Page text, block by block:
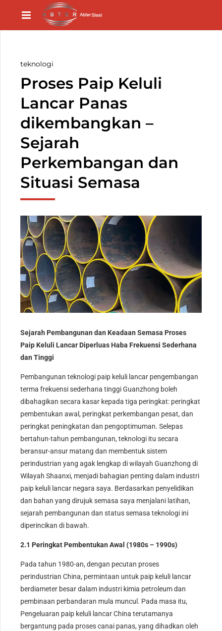
teknologi
Proses Paip Keluli
Lancar Panas
dikembangkan –
Sejarah
Perkembangan dan
Situasi Semasa
Sejarah Pembangunan dan Keadaan Semasa Proses
Paip Keluli Lancar Diperluas Haba Frekuensi Sederhana
dan Tinggi
Pembangunan teknologi paip keluli lancar pengembangan
terma frekuensi sederhana tinggi Guanzhong boleh
dibahagikan secara kasar kepada tiga peringkat: peringkat
pembentukan awal, peringkat perkembangan pesat, dan
peringkat peningkatan dan pengoptimuman. Selepas
bertahun-tahun pembangunan, teknologi itu secara
beransur-ansur matang dan membentuk sistem
perindustrian yang agak lengkap di wilayah Guanzhong di
Wilayah Shaanxi, menjadi bahagian penting dalam industri
paip keluli lancar negara saya. Berdasarkan penyelidikan
dan bahan yang dirujuk semasa saya menjalani latihan,
sejarah pembangunan dan status semasa teknologi ini
diperincikan di bawah.
2.1 Peringkat Pembentukan Awal (1980s – 1990s)
Pada tahun 1980-an, dengan pecutan proses
perindustrian China, permintaan untuk paip keluli lancar
berdiameter besar dalam industri kimia petroleum dan
pembinaan perbandaran mula muncul. Pada masa itu,
Pengeluaran paip keluli lancar China terutamanya
bergantung pada proses canai panas, yang dihadkan oleh